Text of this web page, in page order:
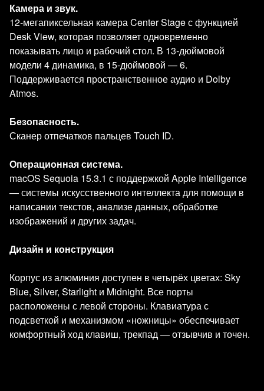
Камера и звук.
12‑мегапиксельная камера Center Stage с функцией
Desk View, которая позволяет одновременно
показывать лицо и рабочий стол. В 13‑дюймовой
модели 4 динамика, в 15‑дюймовой — 6.
Поддерживается пространственное аудио и Dolby
Atmos.
Безопасность.
Сканер отпечатков пальцев Touch ID.
Операционная система.
macOS Sequoia 15.3.1 с поддержкой Apple Intelligence
— системы искусственного интеллекта для помощи в
написании текстов, анализе данных, обработке
изображений и других задач.
Дизайн и конструкция
Корпус из алюминия доступен в четырёх цветах: Sky
Blue, Silver, Starlight и Midnight. Все порты
расположены с левой стороны. Клавиатура с
подсветкой и механизмом «ножницы» обеспечивает
комфортный ход клавиш, трекпад — отзывчив и точен.